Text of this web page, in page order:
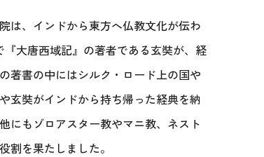
は、インドから東方へ仏教文化が伝わ
大唐西域記』の著者である玄奘が、経
著書の中にはシルク・ロード上の国や
玄奘がインドから持ち帰った経典を納
にもゾロアスター教やマニ教、ネスト
割を果たしました。